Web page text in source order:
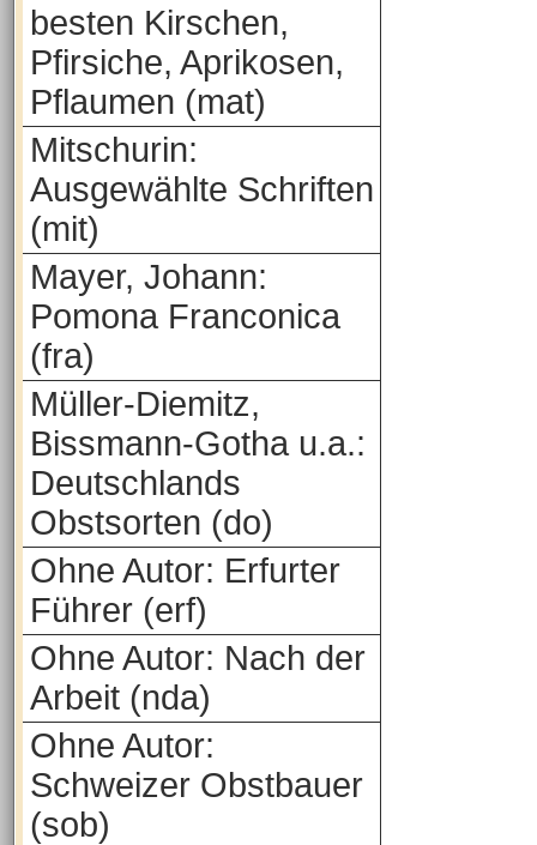
besten Kirschen,
Pfirsiche, Aprikosen,
Pflaumen (mat)
Mitschurin:
Ausgewählte Schriften
(mit)
Mayer, Johann:
Pomona Franconica
(fra)
Müller-Diemitz,
Bissmann-Gotha u.a.:
Deutschlands
Obstsorten (do)
Ohne Autor: Erfurter
Führer (erf)
Ohne Autor: Nach der
Arbeit (nda)
Ohne Autor:
Schweizer Obstbauer
(sob)